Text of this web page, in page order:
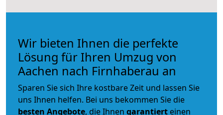
Wir bieten Ihnen die perfekte
Lösung für Ihren Umzug von
Aachen nach Firnhaberau an
Sparen Sie sich Ihre kostbare Zeit und lassen Sie
uns Ihnen helfen. Bei uns bekommen Sie die
besten Angebote, die Ihnen garantiert einen